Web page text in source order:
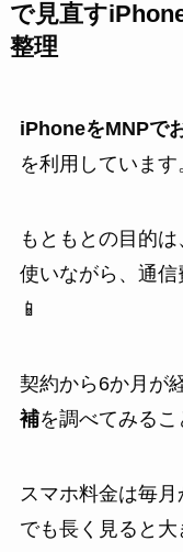
で見直す
整理
iPhoneをMNPで
を利用しています
もともとの目的
使いながら、通
📱
契約から6か月が
補を調べてみるこ
スマホ料金は毎
でも長く見ると